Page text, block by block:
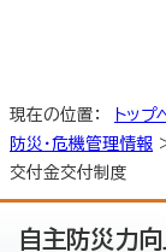
現在の位置： トップ
防災・危機管理情報
交付金交付制度
自主防災力